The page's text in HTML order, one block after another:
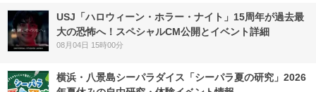
USJ「ハロウィーン・ホラー・ナイト」15周年が過去最
大の恐怖へ！スペシャルCM公開とイベント詳細
08月04日 15時00分
横浜・八景島シーパラダイス「シーパラ夏の研究」2026